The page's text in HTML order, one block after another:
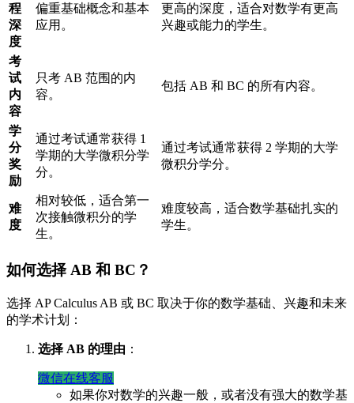
程
深
度
偏重基础概念和基本
应用。
更高的深度，适合对数学有更高
兴趣或能力的学生。
考
试
内
容
只考 AB 范围的内
容。
包括 AB 和 BC 的所有内容。
学
分
奖
励
通过考试通常获得 1
学期的大学微积分学
分。
通过考试通常获得 2 学期的大学
微积分学分。
难
度
相对较低，适合第一
次接触微积分的学
生。
难度较高，适合数学基础扎实的
学生。
如何选择 AB 和 BC？
选择 AP Calculus AB 或 BC 取决于你的数学基础、兴趣和未来
的学术计划：
选择 AB 的理由 ：
微信在线客服
如果你对数学的兴趣一般，或者没有强大的数学基